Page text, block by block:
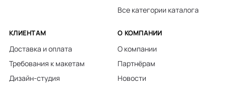
Все категории каталога
КЛИЕНТАМ
Доставка и оплата
Требования к макетам
Дизайн-студия
О КОМПАНИИ
О компании
Партнёрам
Новости